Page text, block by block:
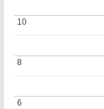
6
6
8
8
10
10